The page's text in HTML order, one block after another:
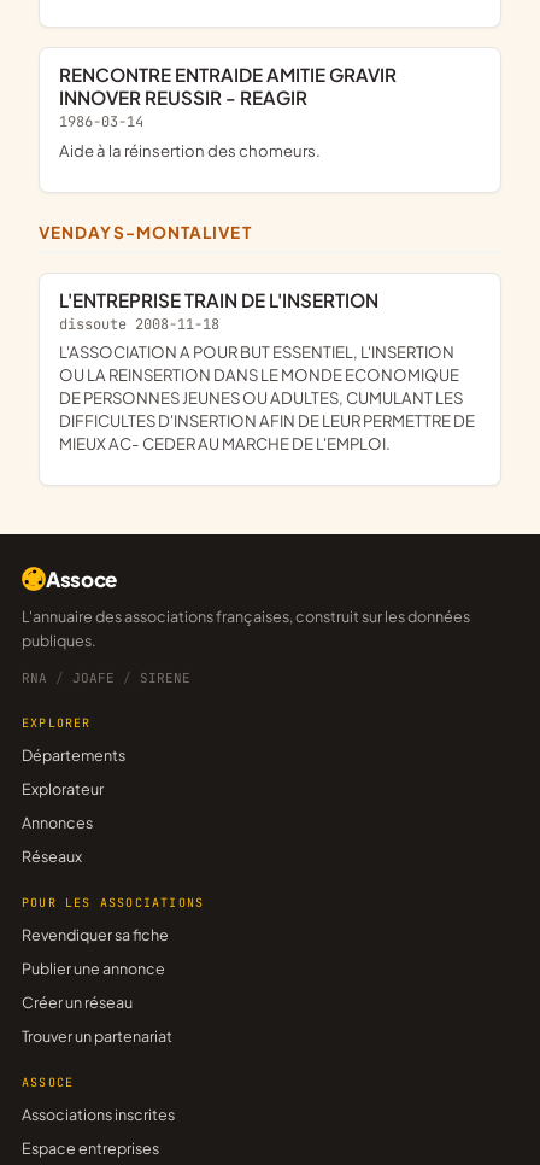
RENCONTRE ENTRAIDE AMITIE GRAVIR
INNOVER REUSSIR - REAGIR
1986-03-14
aide à la réinsertion des chomeurs.
VENDAYS-MONTALIVET
L'ENTREPRISE TRAIN DE L'INSERTION
dissoute 2008-11-18
L'ASSOCIATION A POUR BUT ESSENTIEL, L'INSERTION
OU LA REINSERTION DANS LE MONDE ECONOMIQUE
DE PERSONNES JEUNES OU ADULTES, CUMULANT LES
DIFFICULTES D'INSERTION AFIN DE LEUR PERMETTRE DE
MIEUX AC- CEDER AU MARCHE DE L'EMPLOI.
Assoce
L'annuaire des associations françaises, construit sur les données
publiques.
RNA / JOAFE / SIRENE
EXPLORER
Départements
Explorateur
Annonces
Réseaux
POUR LES ASSOCIATIONS
Revendiquer sa fiche
Publier une annonce
Créer un réseau
Trouver un partenariat
ASSOCE
Associations inscrites
Espace entreprises